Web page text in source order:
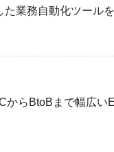
業務自動化ツールを
らBtoBまで幅広